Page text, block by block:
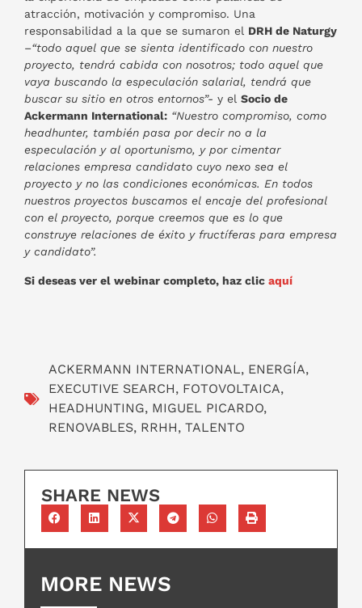
atracción, motivación y compromiso. Una
responsabilidad a la que se sumaron el DRH de Naturgy
–“todo aquel que se sienta identificado con nuestro
proyecto, tendrá cabida con nosotros; todo aquel que
vaya buscando la especulación salarial, tendrá que
buscar su sitio en otros entornos”- y el Socio de
Ackermann International: “Nuestro compromiso, como
headhunter, también pasa por decir no a la
especulación y al oportunismo, y por cimentar
relaciones empresa candidato cuyo nexo sea el
proyecto y no las condiciones económicas. En todos
nuestros proyectos buscamos el encaje del profesional
con el proyecto, porque creemos que es lo que
construye relaciones de éxito y fructíferas para empresa
y candidato”.
Si deseas ver el webinar completo, haz clic aquí
ACKERMANN INTERNATIONAL, ENERGÍA,
EXECUTIVE SEARCH, FOTOVOLTAICA,
HEADHUNTING, MIGUEL PICARDO,
RENOVABLES, RRHH, TALENTO
SHARE NEWS
MORE NEWS